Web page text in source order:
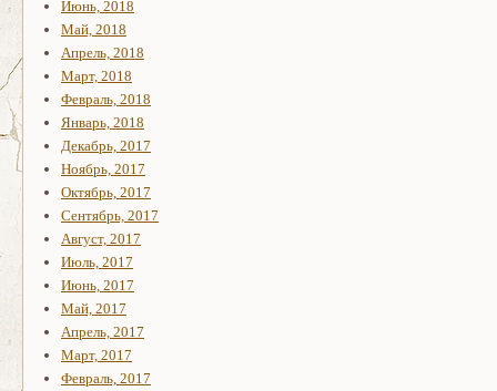
Июнь, 2018
Май, 2018
Апрель, 2018
Март, 2018
Февраль, 2018
Январь, 2018
Декабрь, 2017
Ноябрь, 2017
Октябрь, 2017
Сентябрь, 2017
Август, 2017
Июль, 2017
Июнь, 2017
Май, 2017
Апрель, 2017
Март, 2017
Февраль, 2017